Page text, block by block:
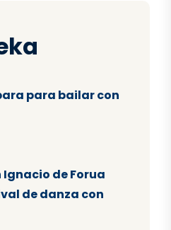
para bailar con
Ignacio de Forua
de danza con